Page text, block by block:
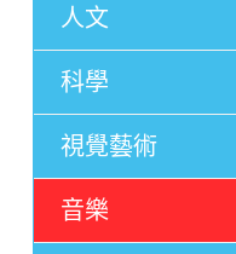
人文
科學
視覺藝術
音樂